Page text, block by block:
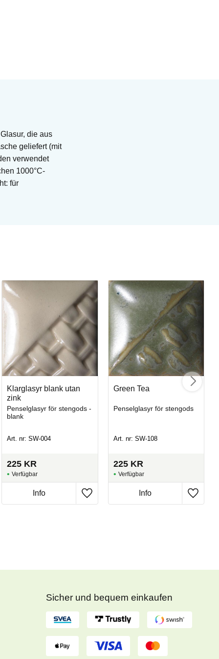
die aus
geliefert (mit
verwendet
1000°C-
für
Klarglasyr blank utan
zink
Penselglasyr för stengods -
blank
Art. nr: SW-004
225 KR
Green Tea
Penselglasyr för stengods
Art. nr: SW-108
225 KR
Sicher und bequem einkaufen